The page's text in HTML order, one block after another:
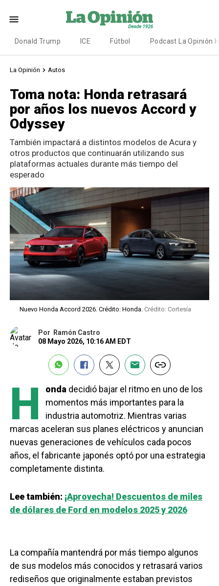
Donald Trump ICE Fútbol Podcast La Opinión
La Opinión Autos
Toma nota: Honda retrasará
por años los nuevos Accord y
Odyssey
También impactará a distintos modelos de Acura y
otros productos que continuarán utilizando sus
plataformas actuales durante más tiempo del
esperado
Nuevo Honda Accord 2026. Crédito: Honda. Crédito: Cortesía
Por Ramón Castro
08 Mayo 2026, 10:16 AM EDT
H onda decidió bajar el ritmo en uno de los
momentos más importantes para la
industria automotriz. Mientras varias
marcas aceleran sus planes eléctricos y anuncian
nuevas generaciones de vehículos cada pocos
años, el fabricante japonés optó por una estrategia
completamente distinta.
Lee también: ¡Aprovecha! Descuentos de miles
de dólares de Ford en modelos 2025 y 2026
La compañía mantendrá por más tiempo algunos
de sus modelos más conocidos y retrasará varios
rediseños que originalmente estaban previstos